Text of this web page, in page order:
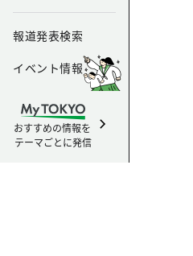
報道発表検索
イベント情報
おすすめの情報を
テーマごとに発信